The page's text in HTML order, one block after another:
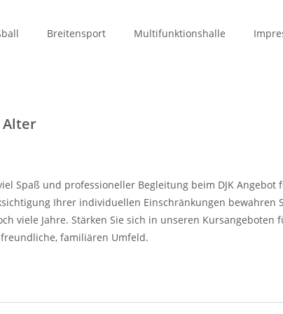
Breitensport Multifunktionshalle
Alter
Spaß und professioneller Begleitung beim DJK Angebot
Ihrer individuellen Einschränkungen bewahren
viele Jahre. Stärken Sie sich in unseren Kursangeboten
familiären Umfeld.